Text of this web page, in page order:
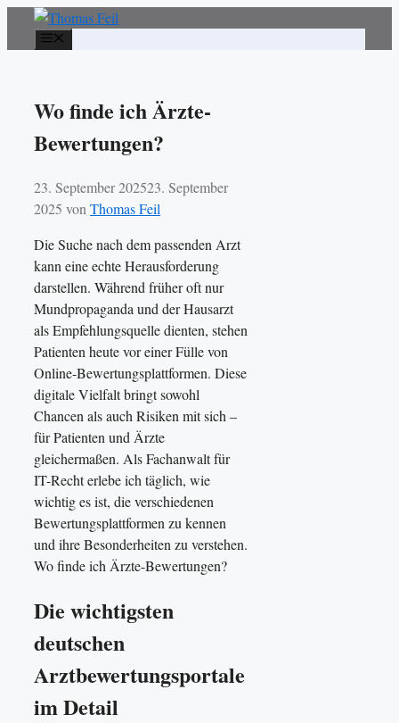
Wo finde ich Ärzte-
Bewertungen?
23. September 202523. September
2025 von Thomas Feil
Die Suche nach dem passenden Arzt
kann eine echte Herausforderung
darstellen. Während früher oft nur
Mundpropaganda und der Hausarzt
als Empfehlungsquelle dienten, stehen
Patienten heute vor einer Fülle von
Online-Bewertungsplattformen. Diese
digitale Vielfalt bringt sowohl
Chancen als auch Risiken mit sich –
für Patienten und Ärzte
gleichermaßen. Als Fachanwalt für
IT-Recht erlebe ich täglich, wie
wichtig es ist, die verschiedenen
Bewertungsplattformen zu kennen
und ihre Besonderheiten zu verstehen.
Wo finde ich Ärzte-Bewertungen?
Die wichtigsten
deutschen
Arztbewertungsportale
im Detail